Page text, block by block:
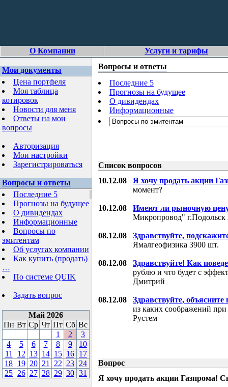
О Компании Услуги и тарифы
Мои документы
Цена портфеля
Моя таблица
котировок
Новости для меня
Ответы на мои
вопросы
Авторизация
Мои настройки
Зарегистрироваться
Вопросы и ответы
Последние 5
Прогнозы на будущее
О дивидендах
Информационные
Вопросы по
эмитентам
Об услугах компании
Как купить (продать)
…
По системе QUIK
Задать вопрос
Май 2026
Пн Вт Ср Чт Пт Сб Вс
1
2
3
4
5 6 7 8 9
10
11
12 13 14 15 16 17
18 19 20 21 22 23 24
25 26 27 28 29 30 31
Вопросы и ответы
Последние 5
Прогнозы на будущее
О дивидендах
Информационные
Список вопросов
10.12.08 Я хочу продать акции
момент?
10.12.08
Имеют ли рыночную
Микропровод"
08.12.08
Здравствуйте,
Ямалгеофизика 3900 шт.
08.12.08
Здравствуйте! Как
рублю и что будет с
Дмитрий
08.12.08
Здравствуйте, объясните
из каких соображений
Рустем
Вопрос
Я хочу продать акции Газпрома!